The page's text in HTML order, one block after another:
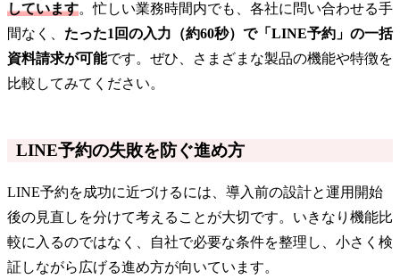
しています。忙しい業務時間内でも、各社に問い合わせる手
間なく、 たった1回の入力（約60秒）で「LINE予約」の一括
資料請求が可能です。ぜひ、さまざまな製品の機能や特徴を
比較してみてください。
LINE予約の失敗を防ぐ進め方
LINE予約を成功に近づけるには、導入前の設計と運用開始
後の見直しを分けて考えることが大切です。いきなり機能比
較に入るのではなく、自社で必要な条件を整理し、小さく検
証しながら広げる進め方が向いています。